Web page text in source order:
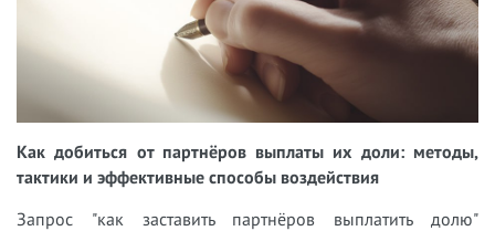
Как добиться от партнёров выплаты их доли: методы,
тактики и эффективные способы воздействия
Запрос "как заставить партнёров выплатить долю"